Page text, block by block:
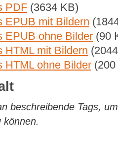
PDF (3634 KB)
EPUB mit Bildern
EPUB ohne Bilder (90
HTML mit Bildern
HTML ohne Bilder
beschreibende Tags,
können.